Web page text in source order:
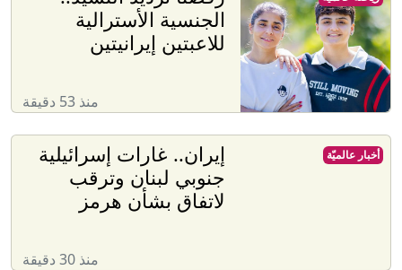
الجنسية الأسترالية
للاعبتين إيرانيتين
منذ 53 دقيقة
إيران.. غارات إسرائيلية
جنوبي لبنان وترقب
لاتفاق بشأن هرمز
منذ 30 دقيقة
أخبار عالميّة